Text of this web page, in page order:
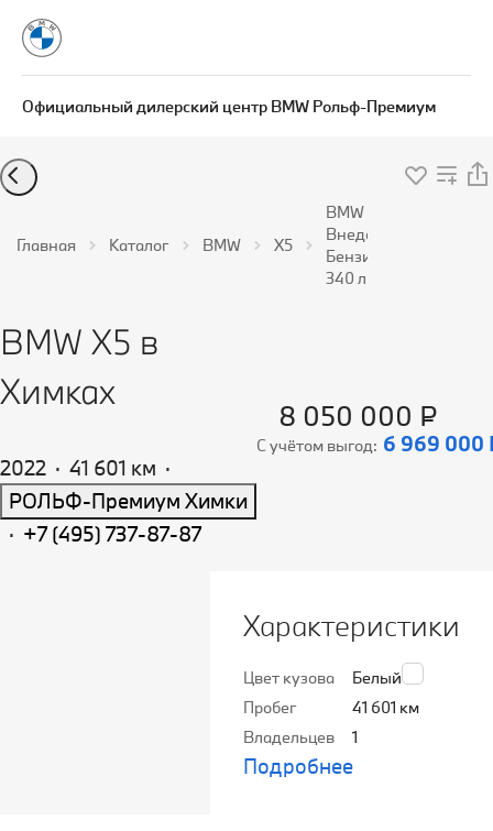
Официальный дилерский центр BMW Рольф-Премиум
Главная Каталог BMW X5
BMW X5
Внедорожник
Бензин 3,0 л
340 л.с. АКПП
BMW X5 в
Химках
2022 · 41 601 км ·
РОЛЬФ-Премиум Химки
·
+7 (495) 737-87-87
8 050 000 ₽
С учётом выгод: 6 969 000
Характеристики
Цвет кузова
Белый
Пробег
41 601 км
Владельцев
1
Подробнее